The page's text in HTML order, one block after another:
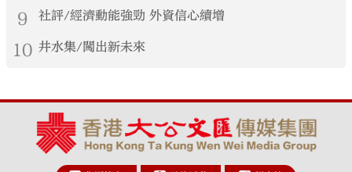
9 社評/經濟動能強勁 外資信心續增
10 井水集/闖出新未來